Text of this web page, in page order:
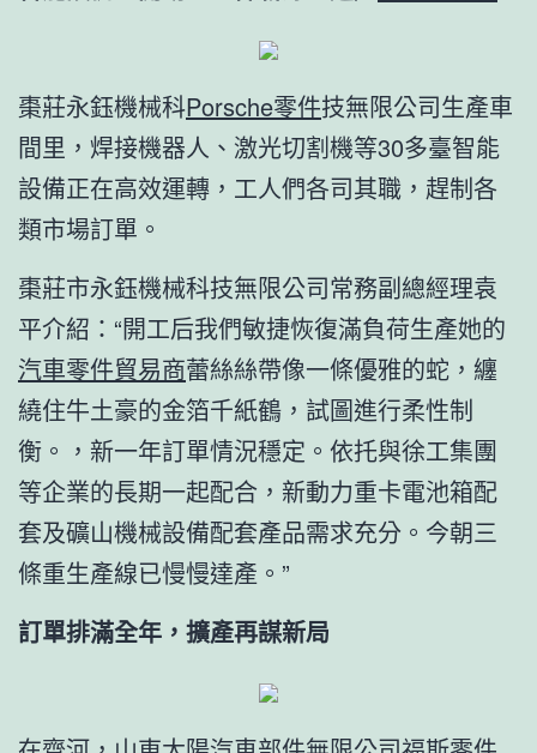
棗莊永鈺機械科Porsche零件技無限公司生產車
間里，焊接機器人、激光切割機等30多臺智能
設備正在高效運轉，工人們各司其職，趕制各
類市場訂單。
棗莊市永鈺機械科技無限公司常務副總經理袁
平介紹：“開工后我們敏捷恢復滿負荷生產她的
汽車零件貿易商蕾絲絲帶像一條優雅的蛇，纏
繞住牛土豪的金箔千紙鶴，試圖進行柔性制
衡。，新一年訂單情況穩定。依托與徐工集團
等企業的長期一起配合，新動力重卡電池箱配
套及礦山機械設備配套產品需求充分。今朝三
條重生產線已慢慢達產。”
訂單排滿全年，擴產再謀新局